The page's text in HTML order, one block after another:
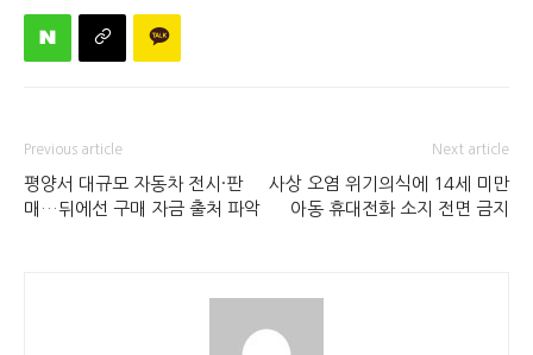
Previous article
평양서 대규모 자동차 전시·판
매…뒤에선 구매 자금 출처 파악
Next article
사상 오염 위기의식에 14세 미만
아동 휴대전화 소지 전면 금지